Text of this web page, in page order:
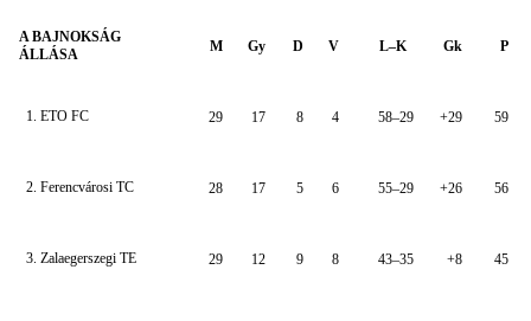
A BAJNOKSÁG
ÁLLÁSA
M Gy D V L–K Gk P
1. ETO FC 29 17 8 4 58–29 +29 59
2. Ferencvárosi TC 28 17 5 6 55–29 +26 56
3. Zalaegerszegi TE 29 12 9 8 43–35 +8 45